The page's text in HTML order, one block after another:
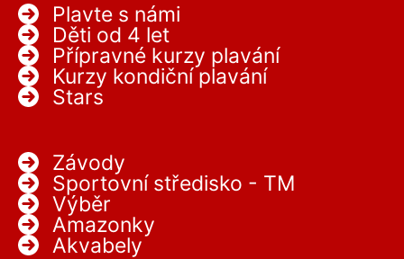
Plavte s námi
Děti od 4 let
Přípravné kurzy plavání
Kurzy kondiční plavání
Stars
Závody
Sportovní středisko - TM
Výběr
Amazonky
Akvabely